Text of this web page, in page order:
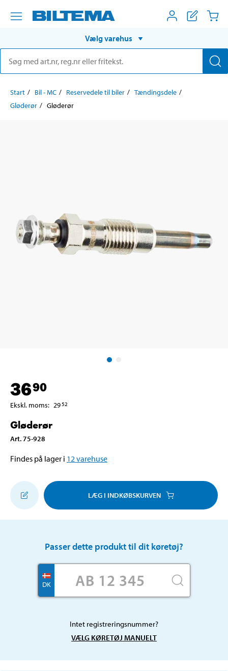
Vælg varehus
Start Bil - MC Reservedele til biler
Tændingsdele
Gløderør
Gløderør
3690
Ekskl. moms: 2952
Gløderør
Art.75-928
Findes på lager i 12 varehuse
LÆG I INDKØBSKURVEN
Passer dette produkt til dit køretøj?
DK
Intet registreringsnummer?
VÆLG KØRETØJ MANUELT